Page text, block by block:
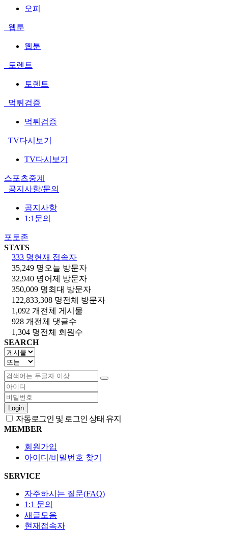
오피
웹툰
웹툰
토렌트
토렌트
먹튀검증
먹튀검증
TV다시보기
TV다시보기
스포츠중계
공지사항/문의
공지사항
1:1문의
포토존
STATS
333 명현재 접속자
35,249 명 오늘 방문자
32,940 명어제 방문자
350,009 명최대 방문자
122,833,308 명전체 방문자
1,092 개 전체 게시물
928 개 전체 댓글수
1,304 명전체 회원수
SEARCH
Login
자동로그인 및 로그인 상태 유지
MEMBER
회원가입
아이디/비밀번호 찾기
SERVICE
자주하시는 질문(FAQ)
1:1 문의
새글모음
현재접속자